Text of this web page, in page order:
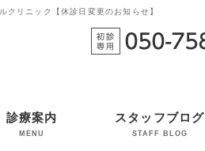
リニック【休診日変更のお知らせ】
診療案内
MENU
スタッフブログ
STAFF BLOG